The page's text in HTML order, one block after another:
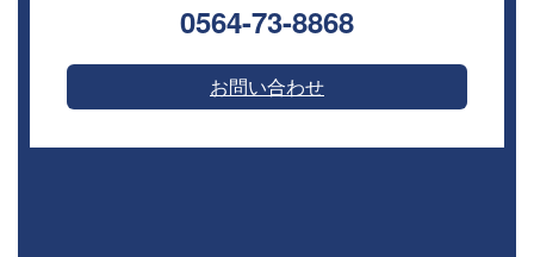
0564-73-8868⁣
お問い合わせ